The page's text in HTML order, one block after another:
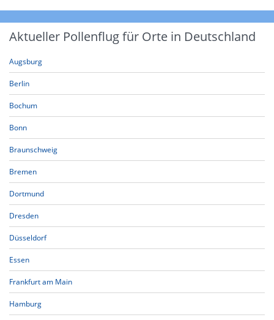
Aktueller Pollenflug für Orte in Deutschland
Augsburg
Berlin
Bochum
Bonn
Braunschweig
Bremen
Dortmund
Dresden
Düsseldorf
Essen
Frankfurt am Main
Hamburg